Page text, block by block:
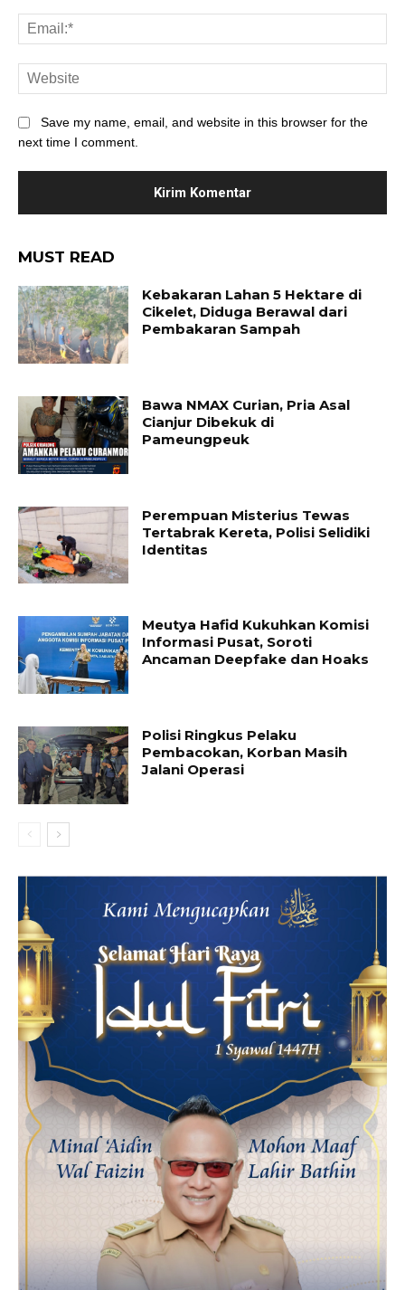
Save my name, email, and website in this browser for the
next time I comment.
MUST READ
Kebakaran Lahan 5 Hektare di
Cikelet, Diduga Berawal dari
Pembakaran Sampah
Bawa NMAX Curian, Pria Asal
Cianjur Dibekuk di
Pameungpeuk
Perempuan Misterius Tewas
Tertabrak Kereta, Polisi Selidiki
Identitas
Meutya Hafid Kukuhkan Komisi
Informasi Pusat, Soroti
Ancaman Deepfake dan Hoaks
Polisi Ringkus Pelaku
Pembacokan, Korban Masih
Jalani Operasi